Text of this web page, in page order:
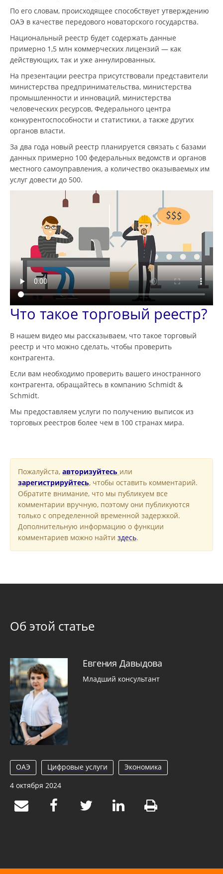
По его словам, происходящее способствует утверждению
ОАЭ в качестве передового новаторского государства.
Национальный реестр будет содержать данные
примерно 1,5 млн коммерческих лицензий — как
действующих, так и уже аннулированных.
На презентации реестра присутствовали представители
министерства предпринимательства, министерства
промышленности и инноваций, министерства
человеческих ресурсов, Федерального центра
конкурентоспособности и статистики, а также других
органов власти.
За два года новый реестр планируется связать с базами
данных примерно 100 федеральных ведомств и органов
местного самоуправления, а количество оказываемых им
услуг довести до 500.
Что такое торговый реестр?
В нашем видео мы рассказываем, что такое торговый
реестр и что можно сделать, чтобы проверить
контрагента.
Если вам необходимо проверить вашего иностранного
контрагента, обращайтесь в компанию Schmidt &
Schmidt.
Мы предоставляем услуги по получению выписок из
торговых реестров более чем в 100 странах мира.
Пожалуйста, авторизуйтесь или
зарегистрируйтесь, чтобы оставить комментарий.
Обратите внимание, что мы публикуем все
комментарии вручную, поэтому они публикуются
только с определенной временной задержкой.
Дополнительную информацию о функции
комментариев можно найти здесь.
Об этой статье
Евгения Давыдова
Младший консультант
ОАЭ Цифровые услуги
Экономика
4 октября 2024